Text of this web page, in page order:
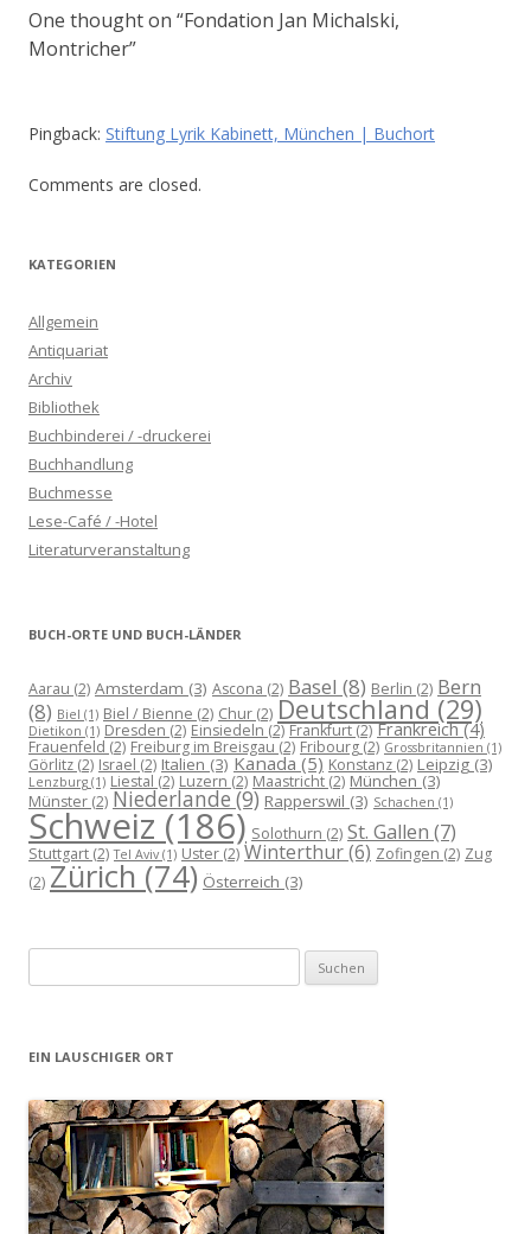
One thought on “Fondation Jan Michalski,
Montricher”
Pingback: Stiftung Lyrik Kabinett, München | Buchort
Comments are closed.
KATEGORIEN
Allgemein
Antiquariat
Archiv
Bibliothek
Buchbinderei / -druckerei
Buchhandlung
Buchmesse
Lese-Café / -Hotel
Literaturveranstaltung
BUCH-ORTE UND BUCH-LÄNDER
Aarau (2) Amsterdam (3) Ascona (2) Basel (8) Berlin (2) Bern
(8) Biel (1) Biel / Bienne (2) Chur (2) Deutschland (29)
Dietikon (1) Dresden (2) Einsiedeln (2) Frankfurt(2) Frankreich(4)
Frauenfeld (2) Freiburg im Breisgau (2) Fribourg (2) Grossbritannien (1)
Görlitz (2) Israel (2) Italien (3) Kanada (5) Konstanz (2) Leipzig (3)
Lenzburg (1) Liestal (2) Luzern (2) Maastricht (2) München (3)
Münster (2) Niederlande (9) Rapperswil (3) Schachen (1)
Schweiz (186) Solothurn (2) St. Gallen (7)
Stuttgart (2) Tel Aviv (1) Uster (2) Winterthur(6) Zofingen (2) Zug
(2) Zürich (74) Österreich (3)
nach:
EIN LAUSCHIGER ORT